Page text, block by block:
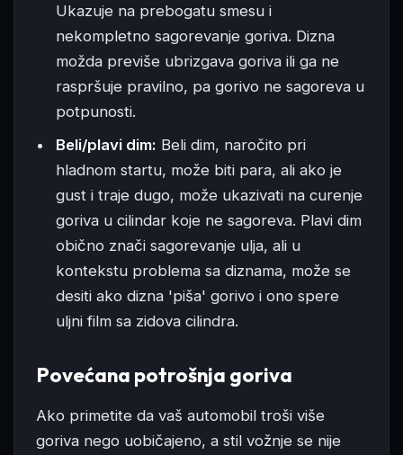
Ukazuje na prebogatu smesu i
nekompletno sagorevanje goriva. Dizna
možda previše ubrizgava goriva ili ga ne
raspršuje pravilno, pa gorivo ne sagoreva u
potpunosti.
Beli/plavi dim: Beli dim, naročito pri
hladnom startu, može biti para, ali ako je
gust i traje dugo, može ukazivati na curenje
goriva u cilindar koje ne sagoreva. Plavi dim
obično znači sagorevanje ulja, ali u
kontekstu problema sa diznama, može se
desiti ako dizna 'piša' gorivo i ono spere
uljni film sa zidova cilindra.
Povećana potrošnja goriva
Ako primetite da vaš automobil troši više
goriva nego uobičajeno, a stil vožnje se nije